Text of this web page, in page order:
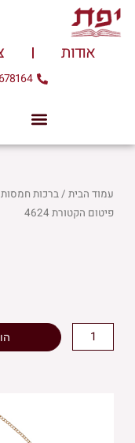
דילוג
לתוכן
אודות
עמוד הבית/ברכות חמסות
פיטום הקטורת 4624
כמות
של